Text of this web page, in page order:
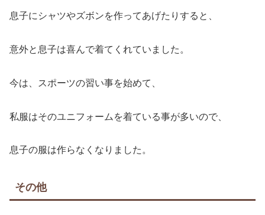
息子にシャツやズボンを作ってあげたりすると、
意外と息子は喜んで着てくれていました。
今は、スポーツの習い事を始めて、
私服はそのユニフォームを着ている事が多いので、
息子の服は作らなくなりました。
その他